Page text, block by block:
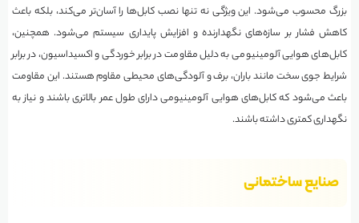
بزرگ محسوب می‌شود. این ویژگی نه تنها نصب کابل‌ها را آسان‌تر می‌کند، بلکه باعث
کاهش فشار بر سازه‌های نگهدارنده و افزایش پایداری سیستم می‌شود. همچنین،
کابل‌های هوایی آلومینیومی به دلیل مقاومت در برابر خوردگی و اکسیداسیون، در برابر
شرایط جوی سخت مانند باران، برف و آلودگی‌های محیطی مقاوم هستند. این مقاومت
باعث می‌شود که کابل‌های هوایی آلومینیومی دارای طول عمر بالاتری باشند و نیاز به
نگهداری کمتری داشته باشند.
صنایع ساختمانی